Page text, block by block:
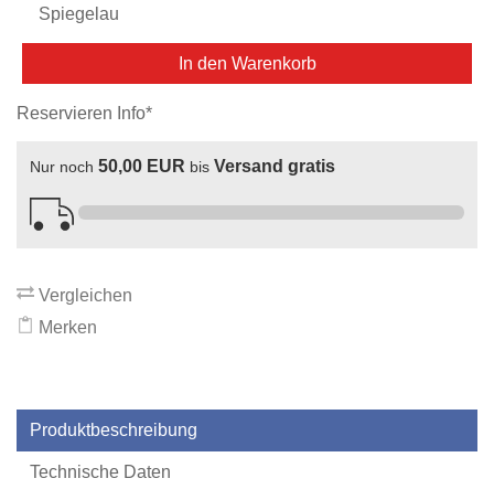
Spiegelau
In den Warenkorb
Reservieren Info*
Nur noch 50,00 EUR bis Versand gratis
Vergleichen
Merken
Produktbeschreibung
Technische Daten